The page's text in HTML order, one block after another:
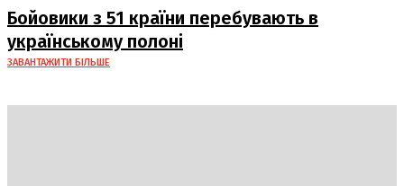
Бойовики з 51 країни перебувають в
українському полоні
ЗАВАНТАЖИТИ БІЛЬШЕ